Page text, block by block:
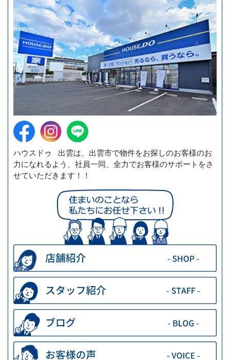
ハウスドゥ 出雲は、出雲市で物件をお探しのお客様のお
力になれるよう、社員一同、全力でお客様のサポートをさ
せていただきます！！